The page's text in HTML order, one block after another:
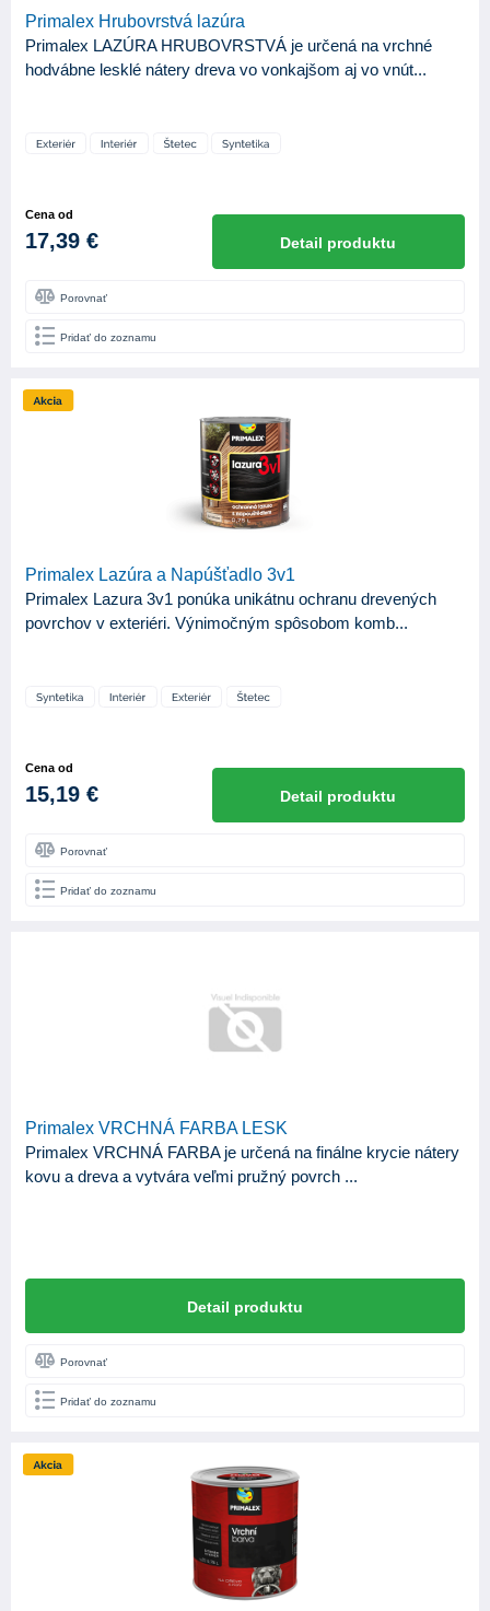
Primalex Hrubovrstvá lazúra
Primalex LAZÚRA HRUBOVRSTVÁ je určená na vrchné
hodvábne lesklé nátery dreva vo vonkajšom aj vo vnút...
Cena od
17,39 € Detail produktu
Porovnať
Pridať do zoznamu
Primalex Lazúra a Napúšťadlo 3v1
Primalex Lazura 3v1 ponúka unikátnu ochranu drevených
povrchov v exteriéri. Výnimočným spôsobom komb...
Cena od
15,19 € Detail produktu
Porovnať
Pridať do zoznamu
Primalex VRCHNÁ FARBA LESK
Primalex VRCHNÁ FARBA je určená na finálne krycie nátery
kovu a dreva a vytvára veľmi pružný povrch ...
Detail produktu
Porovnať
Pridať do zoznamu